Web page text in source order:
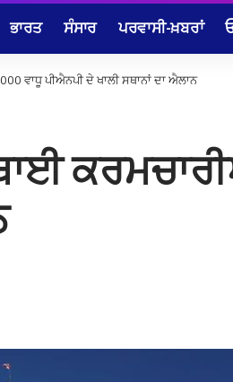
ਭਾਰਤ ਸੰਸਾਰ ਪਰਵਾਸੀ-ਖ਼ਬਰਾਂ
ਵਾਧੂ ਪੀਐਨਪੀ ਦੇ ਖਾਲੀ ਸਥਾਨਾਂ ਦਾ ਐਲਾਨ